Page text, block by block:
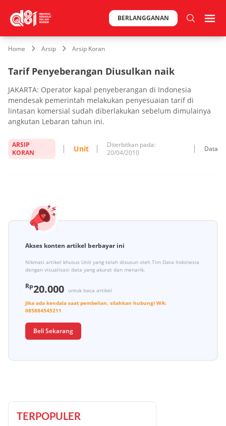
BERLANGGANAN
Home Arsip Arsip Koran
Tarif Penyeberangan Diusulkan naik
JAKARTA: Operator kapal penyeberangan di Indonesia
mendesak pemerintah melakukan penyesuaian tarif di
lintasan komersial sudah diberlakukan sebelum dimulainya
angkutan Lebaran tahun ini.
ARSIP
KORAN
Unit
Diterbitkan pada:
20/04/2010
Data
Akses konten artikel berbayar ini
Nikmati artikel khusus Unit yang telah disusun oleh Tim Data Indonesia
dengan visualisasi data yang akurat dan menarik.
Rp20.000
untuk baca artikel
Jika ada kendala saat pembelian, silahkan hubungi WA:
085884545211
Beli Sekarang
TERPOPULER